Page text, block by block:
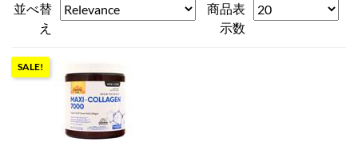
並べ替
え
商品表
示数
SALE!